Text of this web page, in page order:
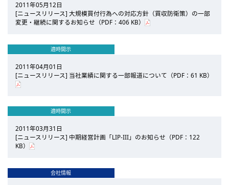
2011年05月12日
[ニュースリリース] 大規模買付行為への対応方針（買収防衛策）の一部
変更・継続に関するお知らせ（PDF：406 KB）
適時開示
2011年04月01日
[ニュースリリース] 当社業績に関する一部報道について（PDF：61 KB）
適時開示
2011年03月31日
[ニュースリリース] 中期経営計画「LIP-III」のお知らせ（PDF：122
KB）
会社情報